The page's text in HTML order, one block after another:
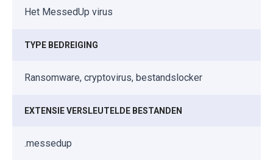
Het MessedUp virus
TYPE BEDREIGING
Ransomware, cryptovirus, bestandslocker
EXTENSIE VERSLEUTELDE BESTANDEN
.messedup